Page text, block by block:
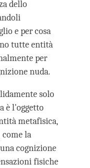
dello
e per cosa
tutte entità
per
nuda.
solo
è l'oggetto
metafisica,
come la
cognizione
fisiche